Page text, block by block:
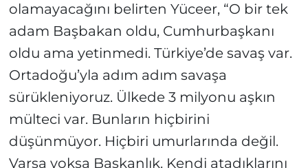
olamayacağını belirten Yüceer, “O bir tek
adam Başbakan oldu, Cumhurbaşkanı
oldu ama yetinmedi. Türkiye’de savaş var.
Ortadoğu’yla adım adım savaşa
sürükleniyoruz. Ülkede 3 milyonu aşkın
mülteci var. Bunların hiçbirini
düşünmüyor. Hiçbiri umurlarında değil.
Varsa yoksa Başkanlık. Kendi atadıklarını